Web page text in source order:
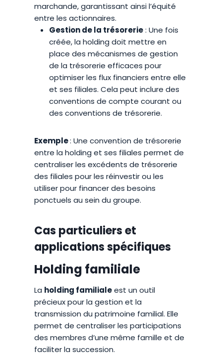
marchande, garantissant ainsi l’équité
entre les actionnaires.
Gestion de la trésorerie: Une fois
créée, la holding doit mettre en
place des mécanismes de gestion
de la trésorerie efficaces pour
optimiser les flux financiers entre elle
et ses filiales. Cela peut inclure des
conventions de compte courant ou
des conventions de trésorerie.
Exemple: Une convention de trésorerie
entre la holding et ses filiales permet de
centraliser les excédents de trésorerie
des filiales pour les réinvestir ou les
utiliser pour financer des besoins
ponctuels au sein du groupe.
Cas particuliers et
applications spécifiques
Holding familiale
La holding familialeest un outil
précieux pour la gestion et la
transmission du patrimoine familial. Elle
permet de centraliser les participations
des membres d’une même famille et de
faciliter la succession.